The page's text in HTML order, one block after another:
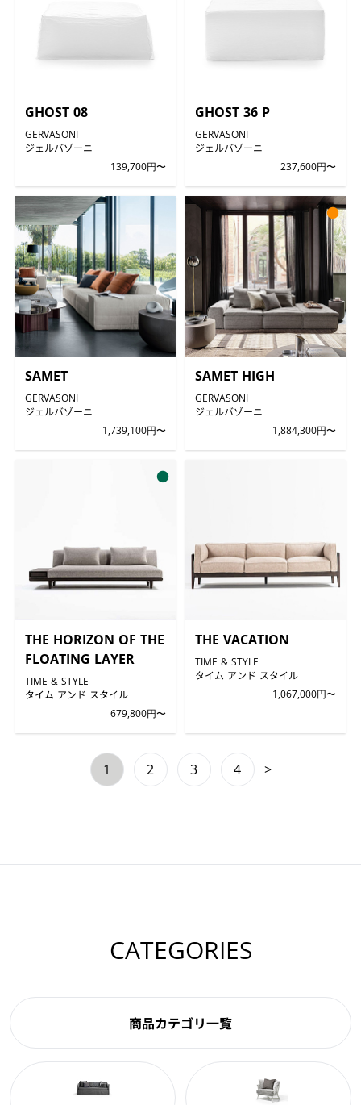
GHOST 08
GERVASONI
ジェルバゾーニ
139,700円〜
GHOST 36 P
GERVASONI
ジェルバゾーニ
237,600円〜
SAMET
GERVASONI
ジェルバゾーニ
1,739,100円〜
SAMET HIGH
GERVASONI
ジェルバゾーニ
1,884,300円〜
●
THE HORIZON OF THE
FLOATING LAYER
TIME & STYLE
タイム アンド スタイル
679,800円〜
●
THE VACATION
TIME & STYLE
タイム アンド スタイル
1,067,000円〜
1 2 3 4 >
CATEGORIES
商品カテゴリ一覧